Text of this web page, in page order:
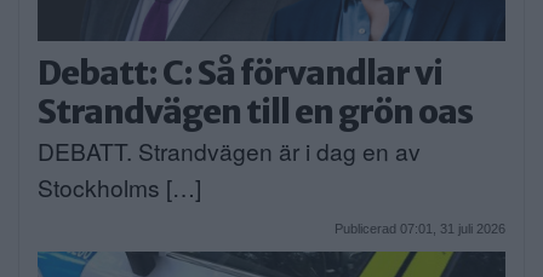
Debatt: C: Så förvandlar vi
Strandvägen till en grön oas
DEBATT. Strandvägen är i dag en av
Stockholms […]
Publicerad 07:01, 31 juli 2026